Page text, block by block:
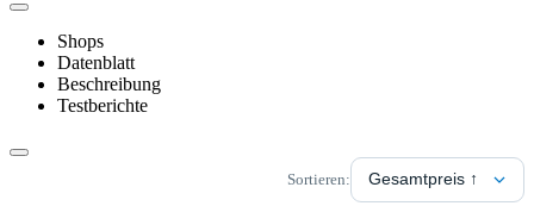
Shops
Datenblatt
Beschreibung
Testberichte
Sortieren: